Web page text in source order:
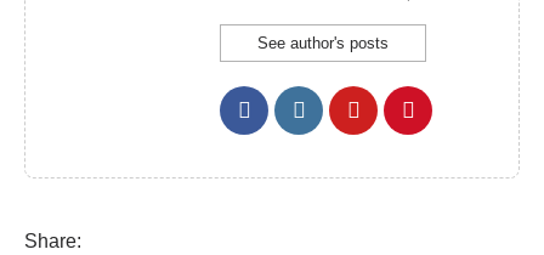
See author's posts
Share: